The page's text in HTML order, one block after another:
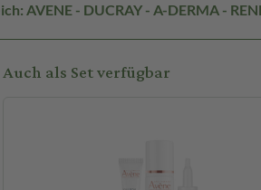
AVENE - DUCRAY - A-DERMA -
Auch als Set verfügbar